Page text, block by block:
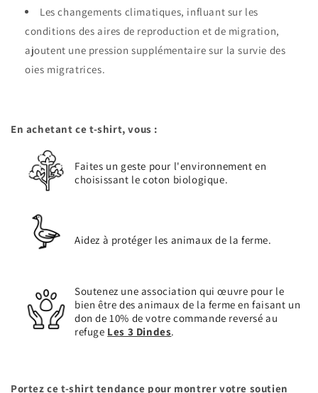
Les changements climatiques, influant sur les
conditions des aires de reproduction et de migration,
ajoutent une pression supplémentaire sur la survie des
oies migratrices.
En achetant ce t-shirt, vous :
Faites un geste pour l'environnement en
choisissant le coton biologique.
Aidez à protéger les animaux de la ferme.
Soutenez une association qui œuvre pour le
bien être des animaux de la ferme en faisant un
don de 10% de votre commande reversé au
refuge Les 3 Dindes.
Portez ce t-shirt tendance pour montrer votre soutien